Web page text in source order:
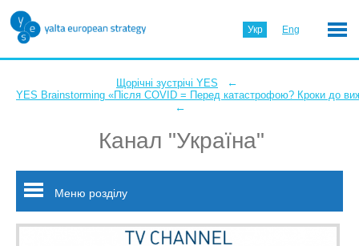
Укр Eng
Щорічні зустрічі YES ←
YES Brainstorming «Після COVID = Перед катастрофою? Кроки до
←
Канал "Україна"
Меню розділу